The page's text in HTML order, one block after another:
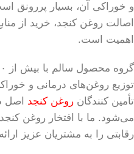
و خوراکی آن، بسیار پررونق
اصالت روغن کنجد، خرید از
اهمیت است.
توزیع روغن‌های درمانی و
تأمین کنندگان روغن کنجد
می‌شود. ما با افتخار روغن
رقابتی را به مشتریان عزیز